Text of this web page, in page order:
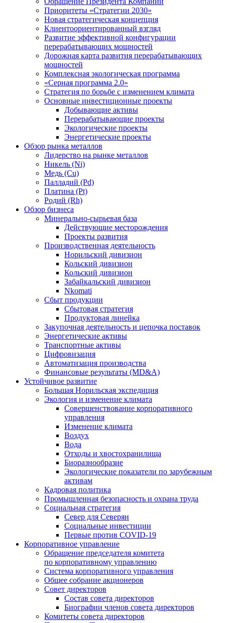
Приоритеты «Стратегии 2030»
Новая стратегическая концепция
Клиентоориентированный взгляд
Развитие эффективной конфигурации
перерабатывающих мощностей
Дорожная карта развития перерабатывающих
мощностей
Комплексная экологическая программа
«Серная программа 2.0»
Стратегия по борьбе с изменением климата
Основные инвестиционные проекты
Добывающие активы
Перерабатывающие проекты
Экологические проекты
Энергетические проекты
Обзор рынка металлов
Лидерство на рынке металлов
Никель (Ni)
Медь (Cu)
Палладий (Pd)
Платина (Pt)
Родий (Rh)
Обзор бизнеса
Минерально-сырьевая база
Действующие месторождения
Проекты развития
Производственная деятельность
Норильский дивизион
Кольский дивизион
Кольский дивизион
Забайкальский дивизион
Nkomati
Сбыт продукции
Сбытовая стратегия
Продуктовая линейка
Закупочная деятельность и цепочка поставок
Энергетические активы
Транспортные активы
Цифровизация
Автоматизация производства
Финансовые результаты (MD&A)
Устойчивое развитие
Большая Норильская экспедиция
Экология и изменение климата
Совершенствование корпоративного
управления
Изменение климата
Воздух
Вода
Отходы и хвостохранилища
Биоразнообразие
Экологические показатели по зарубежным
активам
Кадровая политика
Промышленная безопасность и охрана труда
Социальная стратегия
Север для Северян
Социальные инвестиции
Первые против COVID‑19
Корпоративное управление
Обращение председателя комитета
по корпоративному управлению
Система корпоративного управления
Общее собрание акционеров
Совет директоров
Состав совета директоров
Биографии членов совета директоров
Комитеты совета директоров